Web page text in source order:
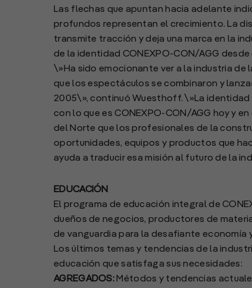
Las flechas que apuntan hacia adelante
profundos representan el crecimiento. La
transmite tracción y deja una marca en la
de la identidad CONEXPO-CON/AGG desde
\»Ha sido emocionante ver a la industria
que los espectáculos se combinaron y
2005\», continuó Wuesthoff. \»La
con lo que es CONEXPO-CON/AGG hoy y
del Norte que los profesionales de la
oportunidades, equipos y productos que
ayuda a traducir esa misión al futuro de la
EDUCACIÓN
El programa de educación integral de
dueños de negocios, productores de
de vanguardia para la desafiante economía
Los últimos temas y tendencias de la
educación que satisfaga sus necesidades:
AGREGADOS: Métodos y tendencias